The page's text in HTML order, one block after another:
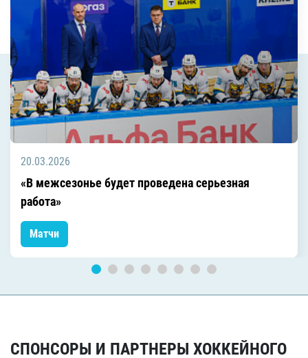
20.03.2026
«В межсезонье будет проведена серьезная
работа»
Матчи
СПОНСОРЫ И ПАРТНЕРЫ ХОККЕЙНОГО